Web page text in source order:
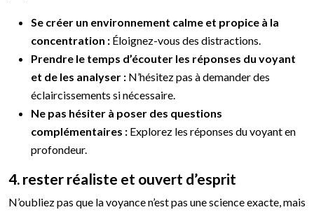
Se créer un environnement calme et propice à la
concentration : Éloignez-vous des distractions.
Prendre le temps d’écouter les réponses du voyant
et de les analyser : N’hésitez pas à demander des
éclaircissements si nécessaire.
Ne pas hésiter à poser des questions
complémentaires : Explorez les réponses du voyant en
profondeur.
4. rester réaliste et ouvert d’esprit
N’oubliez pas que la voyance n’est pas une science exacte, mais